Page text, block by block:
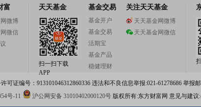
富
微博
微信
天天基金
扫一扫下载
APP
基金交易
基金开户
基金交易
活期宝
基金产品
稳健理财
关注天天基金
天天基金网微博
天天基金网微信
证编号：913101046312860336 违法和不良信息举报:021-61278686 举报邮
号-11 沪公网安备 31010402000120号版权所有:东方财富网 意见与建议